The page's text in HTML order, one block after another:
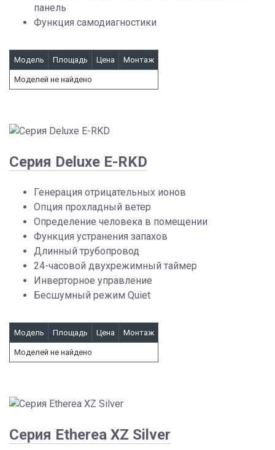
панель
Функция самодиагностики
Модель Площадь Цена Монтаж
Моделей не найдено
Серия Deluxe E-RKD
Генерация отрицательных ионов
Опция прохладный ветер
Определение человека в помещении
Функция устранения запахов
Длинный трубопровод
24-часовой двухрежимный таймер
Инверторное управление
Бесшумный режим Quiet
Модель Площадь Цена Монтаж
Моделей не найдено
Серия Etherea XZ Silver